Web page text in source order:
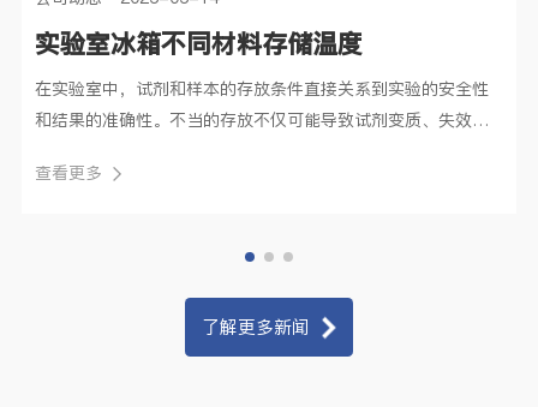
实验室冰箱不同材料存储温度
在实验室中，试剂和样本的存放条件直接关系到实验的安全性
和结果的准确性。不当的存放不仅可能导致试剂变质、失效，
查看更多
了解更多新闻